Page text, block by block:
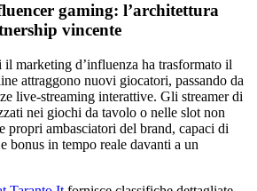
gaming: l’architettura
vincente
marketing d’influenza ha trasformato il
attraggono nuovi giocatori, passando da
live‑streaming interattive. Gli streamer di
nei giochi da tavolo o nelle slot non
ambasciatori del brand, capaci di
bonus in tempo reale davanti a un